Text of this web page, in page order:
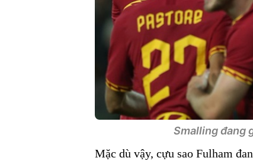
Smalling đang
Mặc dù vậy, cựu sao Fulham